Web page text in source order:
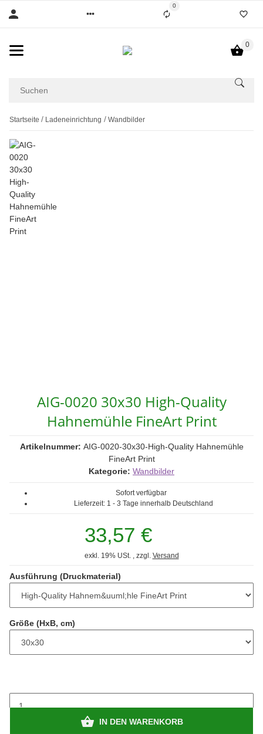
0
0
Startseite Ladeneinrichtung Wandbilder
AIG-0020 30x30 High-Quality
Hahnemühle FineArt Print
Artikelnummer: AIG-0020-30x30-High-Quality Hahnemühle
FineArt Print
Kategorie: Wandbilder
Sofort verfügbar
Lieferzeit: 1 - 3 Tage innerhalb Deutschland
33,57 €
exkl. 19% USt. , zzgl. Versand
Ausführung (Druckmaterial)
Größe (HxB, cm)
IN DEN WARENKORB